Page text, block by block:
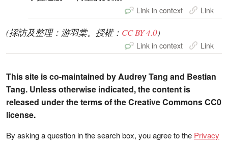
Link in context Link
(採訪及整理：游羽棠。授權： CC BY 4.0)
Link in context Link
This site is co-maintained by Audrey Tang and Bestian
Tang. Unless otherwise indicated, the content is
released under the terms of the Creative Commons CC0
license.
By asking a question in the search box, you agree to the Privacy